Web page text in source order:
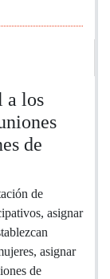
a los
de
de
asignar
asignar
de